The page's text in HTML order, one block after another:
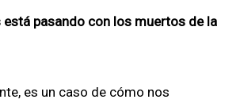
está pasando con los muertos de la
es un caso de cómo nos